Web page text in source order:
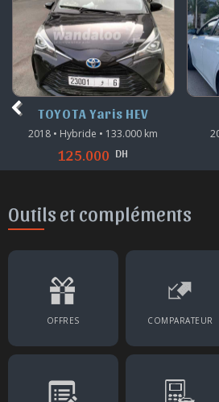
TOYOTA Yaris HEV
2018 • Hybride • 133.000 km
125.000 DH
Outils et compléments
OFFRES COMPARATEUR